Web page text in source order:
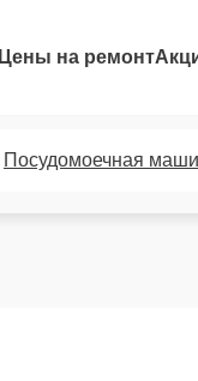
Цены на ремонт
Посудомоечная